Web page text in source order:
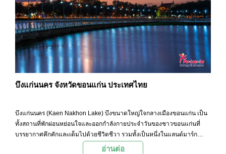
บึงแก่นนคร จังหวัดขอนแก่น ประเทศไทย
บึงแก่นนคร (Kaen Nakhon Lake) บึงขนาดใหญ่ใจกลางเมืองขอนแก่น เป็น
ทั้งสถานที่พักผ่อนหย่อนใจและออกกำลังกายประจำวันของชาวขอนแก่นที่
บรรยากาศคึกคักและเต็มไปด้วยชีวิตชีวา รวมทั้งเป็นหนึ่งในแลนด์มาร์ก
สำคัญสำหรับนักท่องเที่ยวที่มาเยือนเมืองหมอแคนแห่งนี้ด้วย
อ่านต่อ